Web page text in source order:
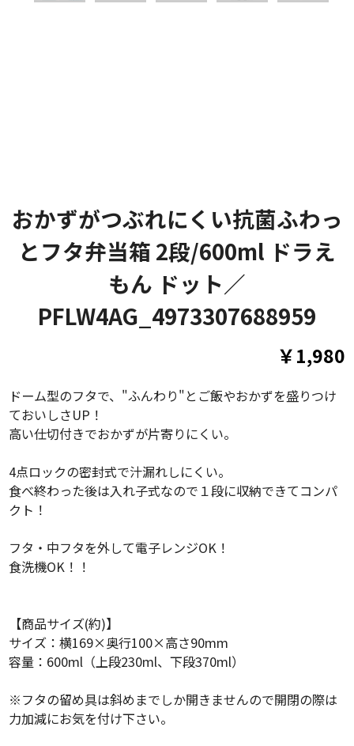
おかずがつぶれにくい抗菌ふわっ
とフタ弁当箱 2段/600ml ドラえ
もん ドット／
PFLW4AG_4973307688959
￥1,980
ドーム型のフタで、"ふんわり"とご飯やおかずを盛りつけ
ておいしさUP！
高い仕切付きでおかずが片寄りにくい。
4点ロックの密封式で汁漏れしにくい。
食べ終わった後は入れ子式なので１段に収納できてコンパ
クト！
フタ・中フタを外して電子レンジOK！
食洗機OK！！
【商品サイズ(約)】
サイズ：横169×奥行100×高さ90mm
容量：600ml（上段230ml、下段370ml）
※フタの留め具は斜めまでしか開きませんので開閉の際は
力加減にお気を付け下さい。